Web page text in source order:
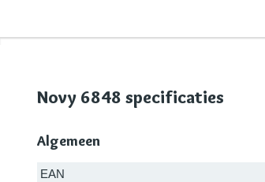
Novy 6848 specificaties
Algemeen
EAN